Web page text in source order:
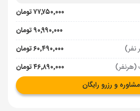
۷۷٬۷۵۰٬۰۰۰ تومان
۹۰٬۹۹۰٬۰۰۰ تومان
۶۰٬۴۹۰٬۰۰۰ تومان
۴۶٬۸۹۰٬۰۰۰ تومان
مشاوره و رزرو رایگان